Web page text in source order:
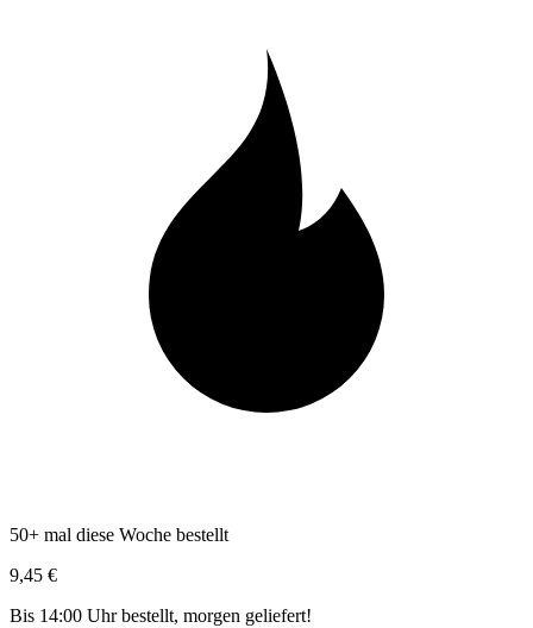
50+ mal diese Woche bestellt
9,45 €
Bis 14:00 Uhr bestellt, morgen geliefert!